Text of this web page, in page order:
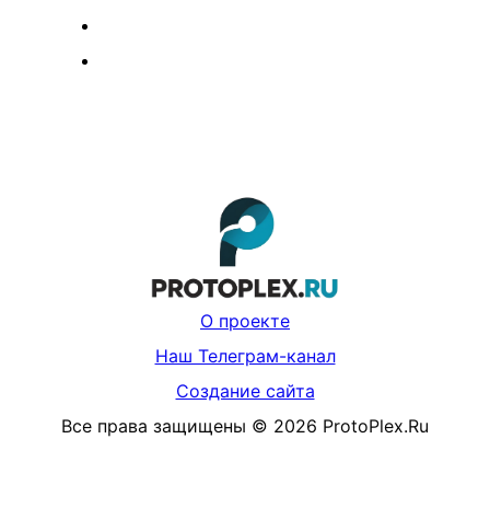
О проекте
Наш Телеграм-канал
Создание сайта
Все права защищены © 2026 ProtoPlex.Ru